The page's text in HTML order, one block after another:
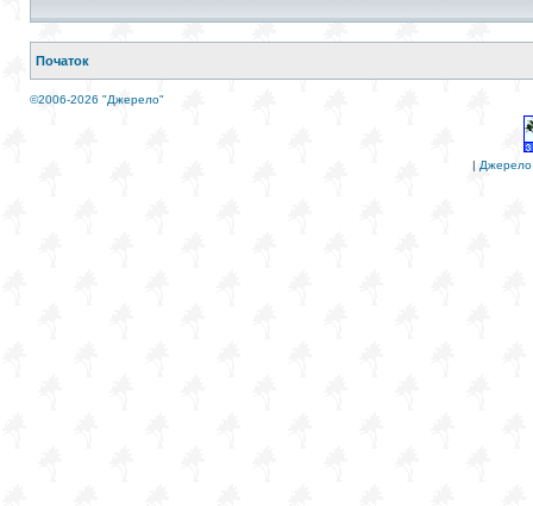
Початок
©2006-2026 "Джерело"
| Джерело